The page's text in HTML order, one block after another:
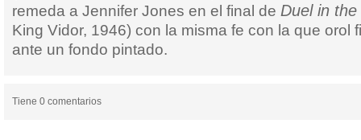
remeda a Jennifer Jones en el final de Duel in the
King Vidor, 1946) con la misma fe con la que orol
ante un fondo pintado.
Tiene 0 comentarios